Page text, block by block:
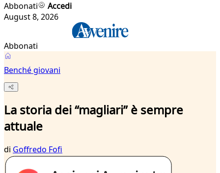
Abbonati
Accedi
August 8, 2026
Abbonati
Benché giovani
La storia dei “magliari” è sempre
attuale
di Goffredo Fofi